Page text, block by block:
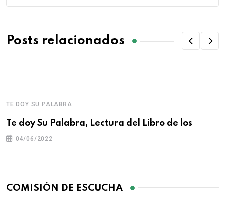
Posts relacionados
TE DOY SU PALABRA
Te doy Su Palabra, Lectura del Libro de los
04/06/2022
COMISIÓN DE ESCUCHA